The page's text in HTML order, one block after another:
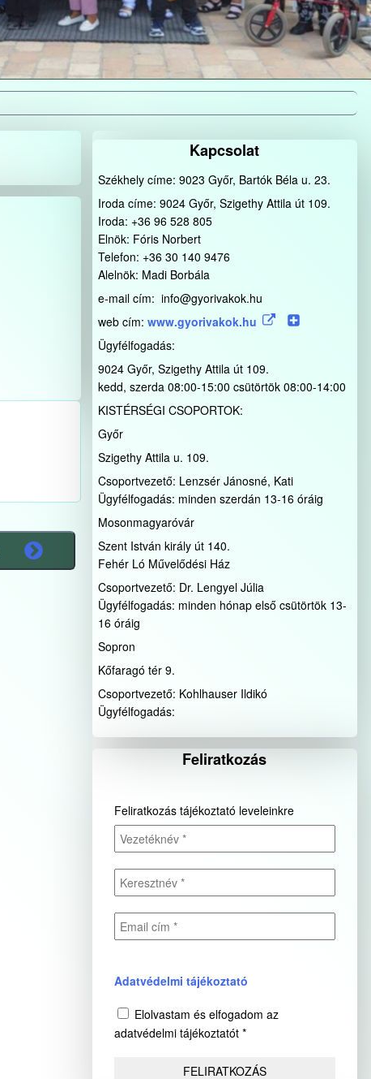
Kapcsolat
Székhely címe: 9023 Győr, Bartók Béla u. 23.
Iroda címe: 9024 Győr, Szigethy Attila út 109.
Iroda: +36 96 528 805
Elnök: Fóris Norbert
Telefon: +36 30 140 9476
Alelnök: Madi Borbála
e-mail cím: info@gyorivakok.hu
web cím: www.gyorivakok.hu
Ügyfélfogadás:
9024 Győr, Szigethy Attila út 109.
kedd, szerda 08:00-15:00 csütörtök 08:00-14:00
KISTÉRSÉGI CSOPORTOK:
Győr
Szigethy Attila u. 109.
Csoportvezető: Lenzsér Jánosné, Kati
Ügyfélfogadás: minden szerdán 13-16 óráig
Mosonmagyaróvár
Szent István király út 140.
Fehér Ló Művelődési Ház
Csoportvezető: Dr. Lengyel Júlia
Ügyfélfogadás: minden hónap első csütörtök 13-
16 óráig
Sopron
Kőfaragó tér 9.
Csoportvezető: Kohlhauser Ildikó
Ügyfélfogadás:
Feliratkozás
Feliratkozás tájékoztató leveleinkre
Adatvédelmi tájékoztató
Elolvastam és elfogadom az
adatvédelmi tájékoztatót *